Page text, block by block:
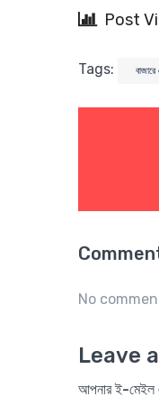
Post
Tags:
No
Leave
আপনার ই-মেইল